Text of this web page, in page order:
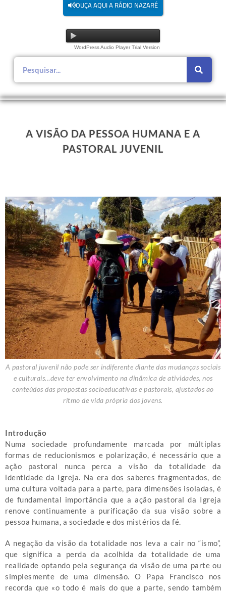
OUÇA AQUI A RÁDIO NAZARÉ
WordPress Audio Player Trial Version
A VISÃO DA PESSOA HUMANA E A
PASTORAL JUVENIL
A pastoral juvenil não pode ser indiferente diante das mudanças sociais
e culturais…deve ter envolvimento na dinâmica de atividades, nos
conteúdos das propostas socioeducativas e pastorais, ajustados ao
ritmo de vida própria dos jovens.
Introdução
Numa sociedade profundamente marcada por múltiplas
formas de reducionismos e polarização, é necessário que a
ação pastoral nunca perca a visão da totalidade da
identidade da Igreja. Na era dos saberes fragmentados, de
uma cultura voltada para a parte, para dimensões isoladas, é
de fundamental importância que a ação pastoral da Igreja
renove continuamente a purificação da sua visão sobre a
pessoa humana, a sociedade e dos mistérios da fé.
A negação da visão da totalidade nos leva a cair no “ismo”,
que significa a perda da acolhida da totalidade de uma
realidade optando pela segurança da visão de uma parte ou
simplesmente de uma dimensão. O Papa Francisco nos
recorda que «o todo é mais do que a parte, sendo também